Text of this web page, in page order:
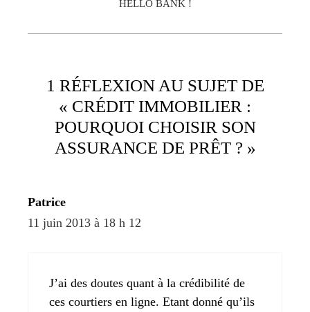
HELLO BANK !
1 RÉFLEXION AU SUJET DE
« CRÉDIT IMMOBILIER :
POURQUOI CHOISIR SON
ASSURANCE DE PRÊT ? »
Patrice
11 juin 2013 à 18 h 12
J’ai des doutes quant à la crédibilité de
ces courtiers en ligne. Etant donné qu’ils